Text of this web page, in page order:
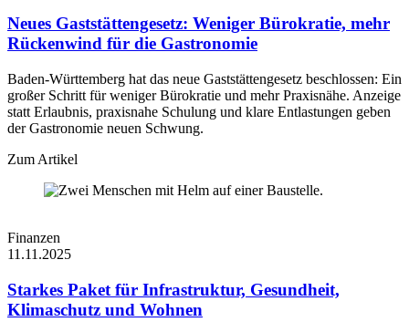
Neues Gaststättengesetz: Weniger Bürokratie, mehr
Rückenwind für die Gastronomie
Baden-Württemberg hat das neue Gaststättengesetz beschlossen: Ein
großer Schritt für weniger Bürokratie und mehr Praxisnähe. Anzeige
statt Erlaubnis, praxisnahe Schulung und klare Entlastungen geben
der Gastronomie neuen Schwung.
Zum Artikel
Finanzen
11.11.2025
Starkes Paket für Infrastruktur, Gesundheit,
Klimaschutz und Wohnen